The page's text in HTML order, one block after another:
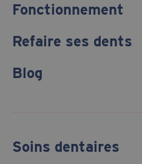
Fonctionnement
Refaire ses dents
Blog
Soins dentaires